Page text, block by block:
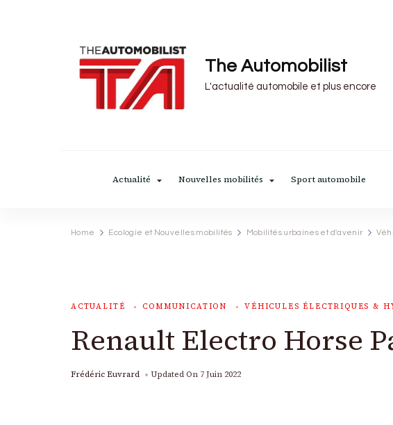
The Automobilist
L'actualité automobile et plus encore
Actualité Nouvelles mobilités Sport automobile
Home Ecologie et Nouvelles mobilités Mobilités urbaines et d'avenir
ACTUALITÉ COMMUNICATION VÉHICULES ÉLECTRIQUES &
Renault Electro Horse
Frédéric Euvrard Updated On 7 Juin 2022